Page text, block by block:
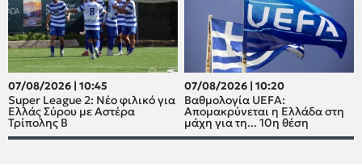
07/08/2026 | 10:45
Super League 2: Νέο φιλικό για
Ελλάς Σύρου με Αστέρα
Τρίπολης Β
07/08/2026 | 10:20
Βαθμολογία UEFA:
Απομακρύνεται η Ελλάδα στη
μάχη για τη... 10η θέση